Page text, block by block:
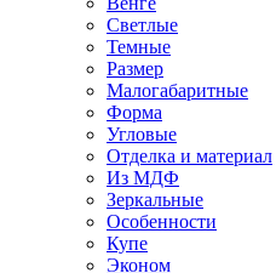
Светлые
Темные
Размер
Малогабаритные
Форма
Угловые
Отделка и материал
Из МДФ
Зеркальные
Особенности
Купе
Эконом